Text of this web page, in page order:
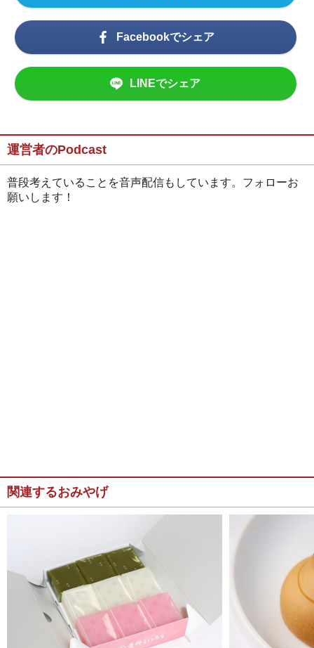
Facebookでシェア
LINEでシェア
運営者のPodcast
普段考えていることを音声配信もしています。フォローお
願いします！
関連するおみやげ